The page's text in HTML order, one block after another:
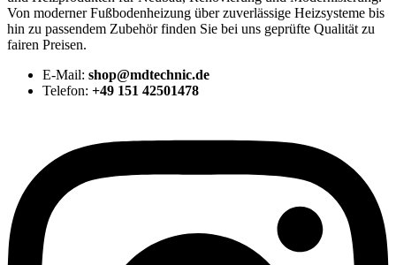
Von moderner Fußbodenheizung über zuverlässige Heizsysteme bis
hin zu passendem Zubehör finden Sie bei uns geprüfte Qualität zu
fairen Preisen.
E-Mail: shop@mdtechnic.de
Telefon: +49 151 42501478